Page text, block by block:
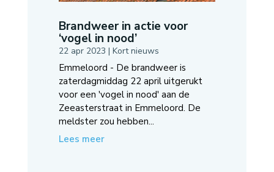
Brandweer in actie voor
‘vogel in nood’
22 apr 2023 | Kort nieuws
Emmeloord - De brandweer is
zaterdagmiddag 22 april uitgerukt
voor een 'vogel in nood' aan de
Zeeasterstraat in Emmeloord. De
meldster zou hebben...
Lees meer